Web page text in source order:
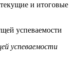
и итоговые
успеваемости